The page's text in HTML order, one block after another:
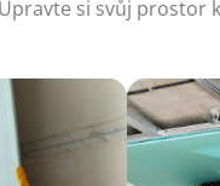
si svůj prostor